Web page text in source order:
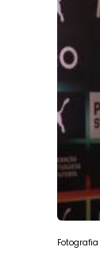
Fotografia